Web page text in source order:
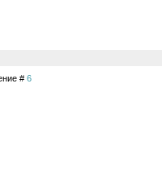
# 6